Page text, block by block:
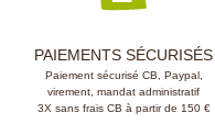
PAIEMENTS SÉCURISÉS
Paiement sécurisé CB, Paypal,
virement, mandat administratif
3X sans frais CB à partir de 150 €